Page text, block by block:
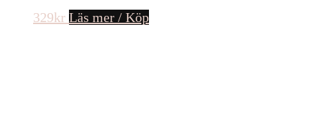
329kr Läs mer / Köp